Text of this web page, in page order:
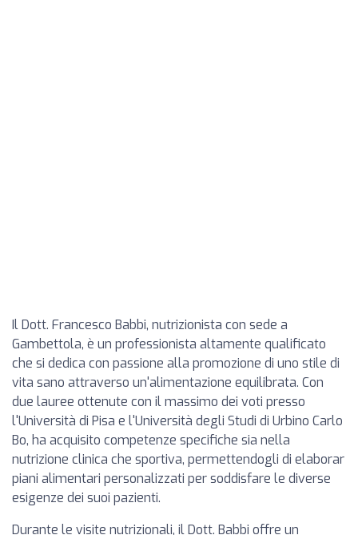
Il Dott. Francesco Babbi, nutrizionista con sede a
Gambettola, è un professionista altamente qualificato
che si dedica con passione alla promozione di uno stile di
vita sano attraverso un'alimentazione equilibrata. Con
due lauree ottenute con il massimo dei voti presso
l'Università di Pisa e l'Università degli Studi di Urbino Carlo
Bo, ha acquisito competenze specifiche sia nella
nutrizione clinica che sportiva, permettendogli di elaborar
piani alimentari personalizzati per soddisfare le diverse
esigenze dei suoi pazienti.
Durante le visite nutrizionali, il Dott. Babbi offre un